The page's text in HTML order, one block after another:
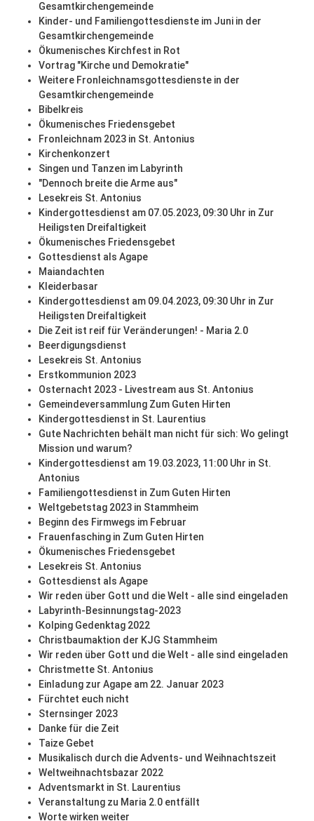
Gesamtkirchengemeinde
Kinder- und Familiengottesdienste im Juni in der
Gesamtkirchengemeinde
Ökumenisches Kirchfest in Rot
Vortrag "Kirche und Demokratie"
Weitere Fronleichnamsgottesdienste in der
Gesamtkirchengemeinde
Bibelkreis
Ökumenisches Friedensgebet
Fronleichnam 2023 in St. Antonius
Kirchenkonzert
Singen und Tanzen im Labyrinth
"Dennoch breite die Arme aus"
Lesekreis St. Antonius
Kindergottesdienst am 07.05.2023, 09:30 Uhr in Zur
Heiligsten Dreifaltigkeit
Ökumenisches Friedensgebet
Gottesdienst als Agape
Maiandachten
Kleiderbasar
Kindergottesdienst am 09.04.2023, 09:30 Uhr in Zur
Heiligsten Dreifaltigkeit
Die Zeit ist reif für Veränderungen! - Maria 2.0
Beerdigungsdienst
Lesekreis St. Antonius
Erstkommunion 2023
Osternacht 2023 - Livestream aus St. Antonius
Gemeindeversammlung Zum Guten Hirten
Kindergottesdienst in St. Laurentius
Gute Nachrichten behält man nicht für sich: Wo gelingt
Mission und warum?
Kindergottesdienst am 19.03.2023, 11:00 Uhr in St.
Antonius
Familiengottesdienst in Zum Guten Hirten
Weltgebetstag 2023 in Stammheim
Beginn des Firmwegs im Februar
Frauenfasching in Zum Guten Hirten
Ökumenisches Friedensgebet
Lesekreis St. Antonius
Gottesdienst als Agape
Wir reden über Gott und die Welt - alle sind eingeladen
Labyrinth-Besinnungstag-2023
Kolping Gedenktag 2022
Christbaumaktion der KJG Stammheim
Wir reden über Gott und die Welt - alle sind eingeladen
Christmette St. Antonius
Einladung zur Agape am 22. Januar 2023
Fürchtet euch nicht
Sternsinger 2023
Danke für die Zeit
Taize Gebet
Musikalisch durch die Advents- und Weihnachtszeit
Weltweihnachtsbazar 2022
Adventsmarkt in St. Laurentius
Veranstaltung zu Maria 2.0 entfällt
Worte wirken weiter